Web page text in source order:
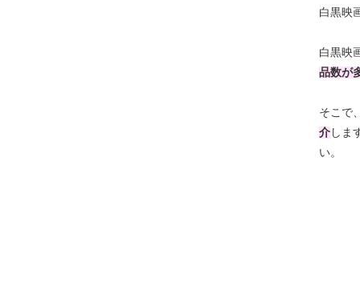
白黒映
白黒映
品数が
そこで
介 しま
い。